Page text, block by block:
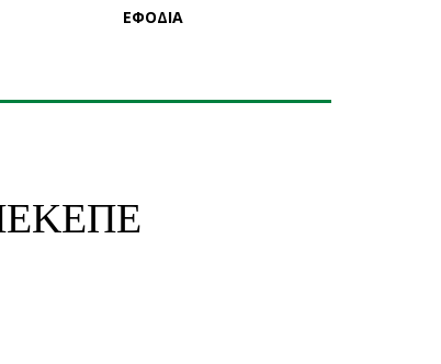
ΕΦΟΔΙΑ